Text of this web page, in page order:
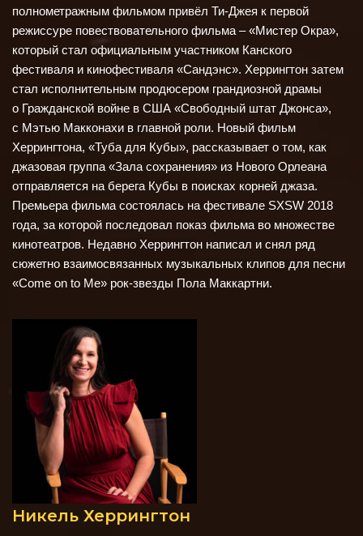
полнометражным фильмом привёл Ти-Джея к первой
режиссуре повествовательного фильма – «Мистер Окра»,
который стал официальным участником Канского
фестиваля и кинофестиваля «Сандэнс». Херрингтон затем
стал исполнительным продюсером грандиозной драмы
о Гражданской войне в США «Свободный штат Джонса»,
с Мэтью Макконахи в главной роли. Новый фильм
Херрингтона, «Туба для Кубы», рассказывает о том, как
джазовая группа «Зала сохранения» из Нового Орлеана
отправляется на берега Кубы в поисках корней джаза.
Премьера фильма состоялась на фестивале SXSW 2018
года, за которой последовал показ фильма во множестве
кинотеатров. Недавно Херрингтон написал и снял ряд
сюжетно взаимосвязанных музыкальных клипов для песни
«Come on to Me» рок-звезды Пола Маккартни.
Никель Херрингтон